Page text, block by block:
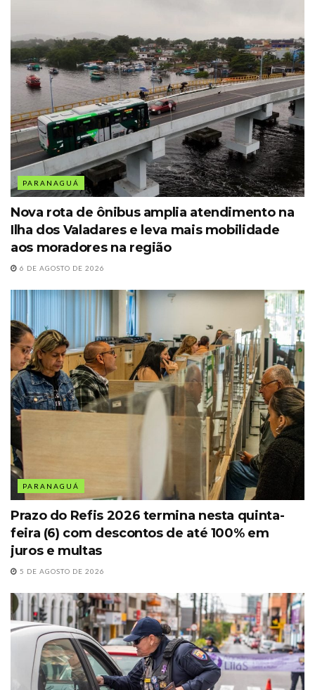
PARANAGUÁ
Nova rota de ônibus amplia atendimento na
Ilha dos Valadares e leva mais mobilidade
aos moradores na região
6 DE AGOSTO DE 2026
PARANAGUÁ
Prazo do Refis 2026 termina nesta quinta-
feira (6) com descontos de até 100% em
juros e multas
5 DE AGOSTO DE 2026